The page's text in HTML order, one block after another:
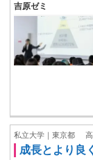
吉原ゼミ
私立大学｜東京都
成長とより良